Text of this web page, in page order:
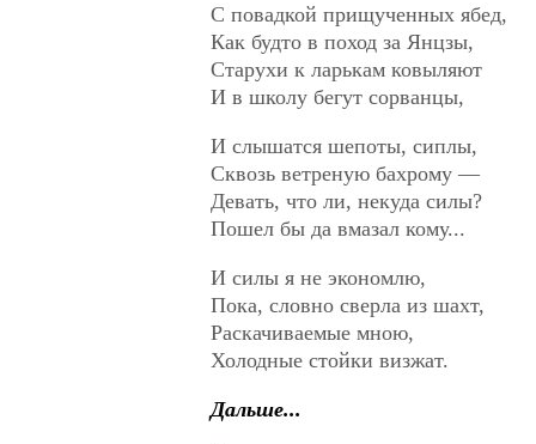
С повадкой прищученных ябед,
Как будто в поход за Янцзы,
Старухи к ларькам ковыляют
И в школу бегут сорванцы,
И слышатся шепоты, сиплы,
Сквозь ветреную бахрому —
Девать, что ли, некуда силы?
Пошел бы да вмазал кому...
И силы я не экономлю,
Пока, словно сверла из шахт,
Раскачиваемые мною,
Холодные стойки визжат.
Дальше...